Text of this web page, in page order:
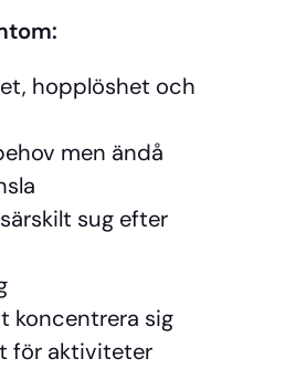
hopplöshet och
men ändå
sug efter
koncentrera sig
för aktiviteter